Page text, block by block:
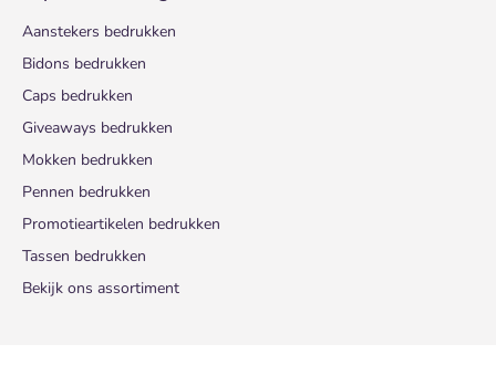
Aanstekers bedrukken
Bidons bedrukken
Caps bedrukken
Giveaways bedrukken
Mokken bedrukken
Pennen bedrukken
Promotieartikelen bedrukken
Tassen bedrukken
Bekijk ons assortiment